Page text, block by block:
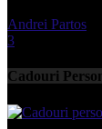
Andrei Partos
3
Cadouri